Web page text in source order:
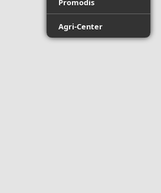
Promodis
Film - Ficelle - Filet - Conseil du
Agri-Center